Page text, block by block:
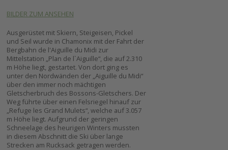
BILDER ZUM ANSEHEN
Ausgerüstet mit Skiern, Steigeisen, Pickel
und Seil wurde in Chamonix mit der Fahrt der
Bergbahn de l'Aiguille du Midi zur
Mittelstation „Plan de l`Aiguille“, die auf 2.310
m Höhe liegt, gestartet. Von dort ging es
unter den Nordwänden der „Aiguille du Midi“
über den immer noch mächtigen
Gletscherbruch des Bossons-Gletschers. Der
Weg führte über einen Felsriegel hinauf zur
„Refuge les Grand Mulets“, welche auf 3.057
m Höhe liegt. Aufgrund der geringen
Schneelage des heurigen Winters mussten
in diesem Abschnitt die Ski über lange
Strecken am Rucksack getragen werden.